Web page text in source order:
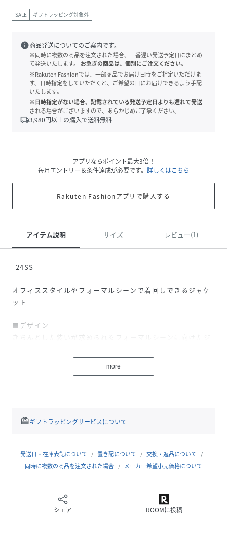
SALE ギフトラッピング対象外
info商品発送についてのご案内です。
※同時に複数の商品を注文された場合、一番遅い発送予定日にまとめ
て発送いたします。
お急ぎの商品は、個別にご注文ください。
※Rakuten Fashionでは、一部商品でお届け日時をご指定いただけま
す。日時指定をしていただくと、ご希望の日にお届けできるよう手配
いたします。
※日時指定がない場合、記載されている発送予定日よりも遅れて発送
される場合がございますので、あらかじめご了承ください。
local_shipping3,980円以上の購入で送料無料
アプリならポイント最大3倍！
毎月エントリー＆条件達成が必要です。 詳しくはこちら
Rakuten Fashionアプリで購入する
アイテム説明 サイズ レビュー(1)
-24SS-
オフィススタイルやフォーマルシーンで着回しできるジャケ
ット
■デザイン
きちんとした装いが求められるフォーマルシーンに向けたジ
肩から袖口に向かって流れるように広がる袖のシルエットと
ラウンドした袖口が、シンプルながらも洗練されたデザイ
同素材のワンピースとセットの着用でバランスが取りやすい
と合わせても安心です。
ポケットはございません。
鮮やかな発色性とふくらみを持った強撚タッチの素材です。
特殊な糸の加工によりハリ・コシ・反発性を加えました。
more
redeemギフトラッピングサービスについて
発送日・在庫表記について 置き配について
交換・返品について
同時に複数の商品を注文された場合
メーカー希望小売価格について
シェア ROOMに投稿